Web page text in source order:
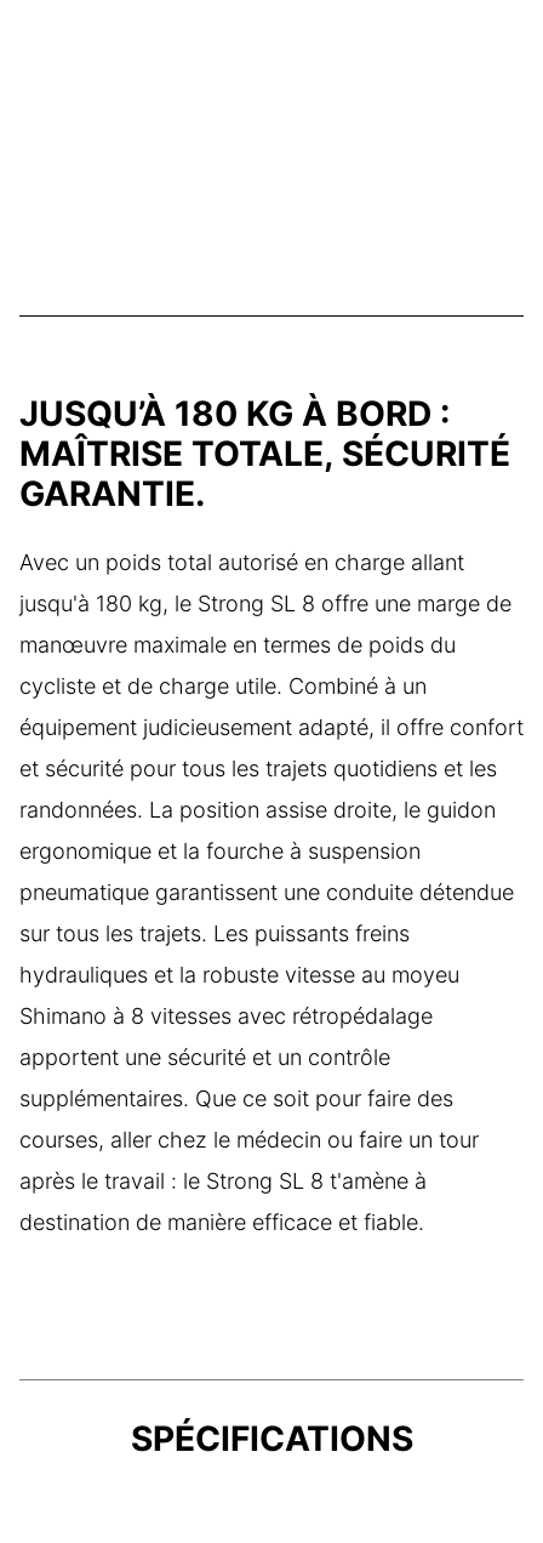
JUSQU’À 180 KG À BORD :
MAÎTRISE TOTALE, SÉCURITÉ
GARANTIE.
Avec un poids total autorisé en charge allant
jusqu'à 180 kg, le Strong SL 8 offre une marge de
manœuvre maximale en termes de poids du
cycliste et de charge utile. Combiné à un
équipement judicieusement adapté, il offre confort
et sécurité pour tous les trajets quotidiens et les
randonnées. La position assise droite, le guidon
ergonomique et la fourche à suspension
pneumatique garantissent une conduite détendue
sur tous les trajets. Les puissants freins
hydrauliques et la robuste vitesse au moyeu
Shimano à 8 vitesses avec rétropédalage
apportent une sécurité et un contrôle
supplémentaires. Que ce soit pour faire des
courses, aller chez le médecin ou faire un tour
après le travail : le Strong SL 8 t'amène à
destination de manière efficace et fiable.
SPÉCIFICATIONS